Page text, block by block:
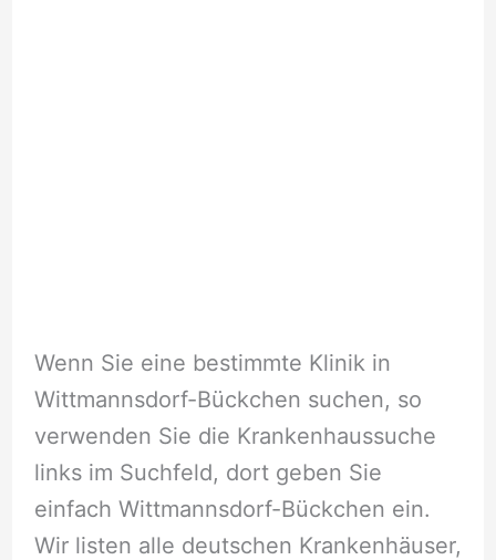
Wenn Sie eine bestimmte Klinik in
Wittmannsdorf-Bückchen suchen, so
verwenden Sie die Krankenhaussuche
links im Suchfeld, dort geben Sie
einfach Wittmannsdorf-Bückchen ein.
Wir listen alle deutschen Krankenhäuser,